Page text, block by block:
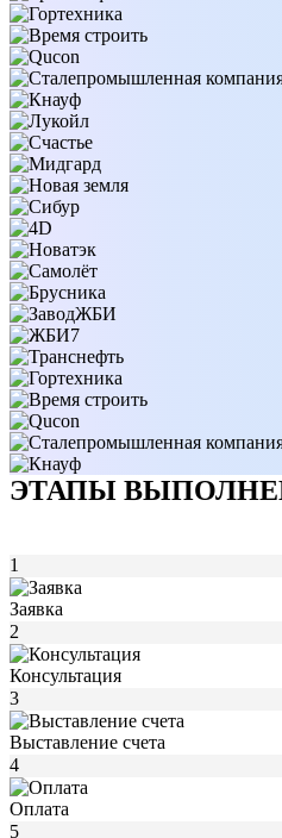
ЭТАПЫ
1
Заявка
2
Консультация
3
Выставление счета
4
Оплата
5